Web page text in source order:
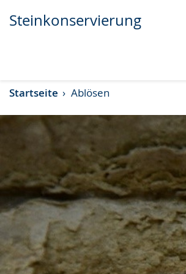
Transkript anzeigen
Abspielen
Pausieren
Steinkonservierung
Startseite Ablösen